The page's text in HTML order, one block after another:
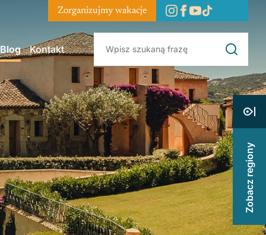
Blog Kontakt
Zorganizujmy wakacje
Zobacz regiony